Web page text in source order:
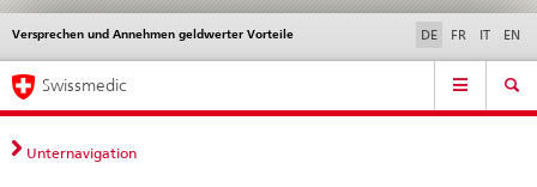
Direktnavigation
News,
Rechtsgrundlagen,
Kontakt
News & Updates Kontakt | Support & Hilfe
Versprechen und Annehmen geldwerter Vorteile
Sprachwahl DE FR IT EN
Service
Hauptnavigation
Swissmedic
Unternavigation